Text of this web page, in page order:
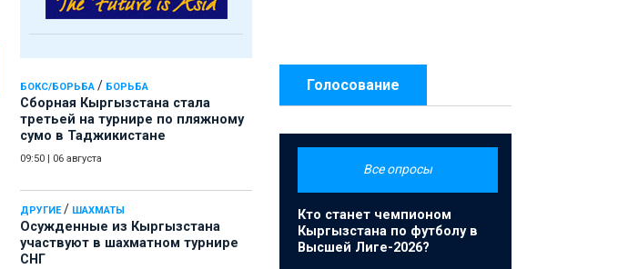
БОКС/БОРЬБА / БОРЬБА
Сборная Кыргызстана стала
третьей на турнире по пляжному
сумо в Таджикистане
09:50 06 августа
ДРУГИЕ/ ШАХМАТЫ
Осужденные из Кыргызстана
участвуют в шахматном турнире
СНГ
Голосование
Все опросы
Кто станет чемпионом
Кыргызстана по футболу в
Высшей Лиге-2026?